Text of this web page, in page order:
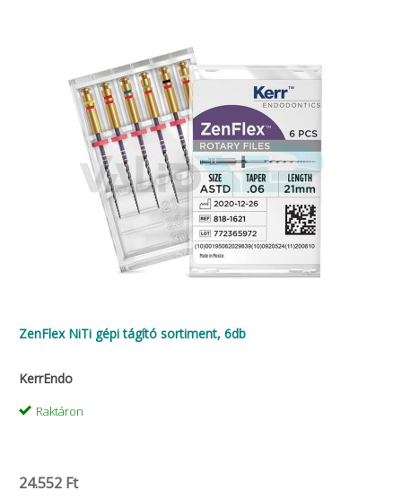
ZenFlex NiTi gépi tágító sortiment, 6db
KerrEndo
Raktáron
24.552 Ft